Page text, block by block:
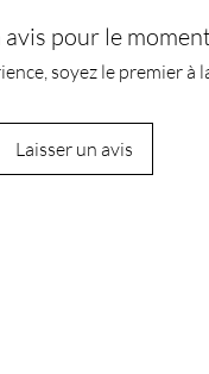
avis pour le
soyez le premier à
Laisser un avis